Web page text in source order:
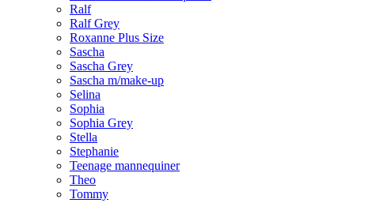
Ralf
Ralf Grey
Roxanne Plus Size
Sascha
Sascha Grey
Sascha m/make-up
Selina
Sophia
Sophia Grey
Stella
Stephanie
Teenage mannequiner
Theo
Tommy